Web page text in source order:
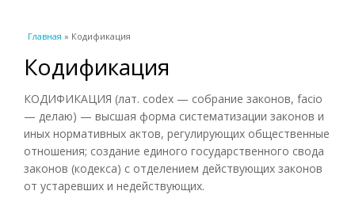
Вы здесь
Главная » Кодификация
Кодификация
КОДИФИКАЦИЯ (лат. codex — собрание законов, facio
— делаю) — высшая форма систематизации законов и
иных нормативных актов, регулирующих общественные
отношения; создание единого государственного свода
законов (кодекса) с отделением действующих законов
от устаревших и недействующих.